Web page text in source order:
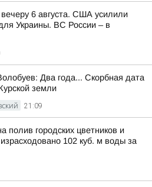
вечеру 6 августа. США усилили
Украины. ВС России – в
Два года... Скорбная дата
земли
21:09
полив городских цветников и
102 куб. м воды за